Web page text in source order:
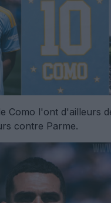
Como l'ont d'ailleurs
contre Parme.